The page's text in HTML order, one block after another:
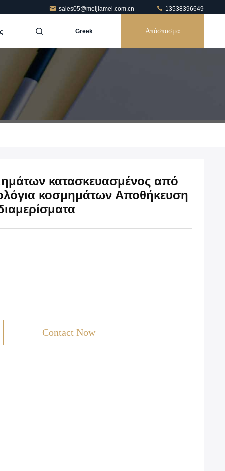
sales05@meijiamei.com.cn 13538396649
Greek Απόσπασμα
κατασκευασμένος από
κοσμημάτων Αποθήκευση
Contact Now